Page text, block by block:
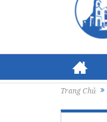
Trang Chủ